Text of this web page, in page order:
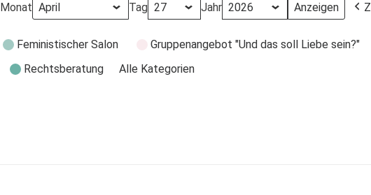
Monat Tag Jahr
Feministischer Salon Gruppenangebot "Und das soll Liebe sein?"
Rechtsberatung
Alle Kategorien